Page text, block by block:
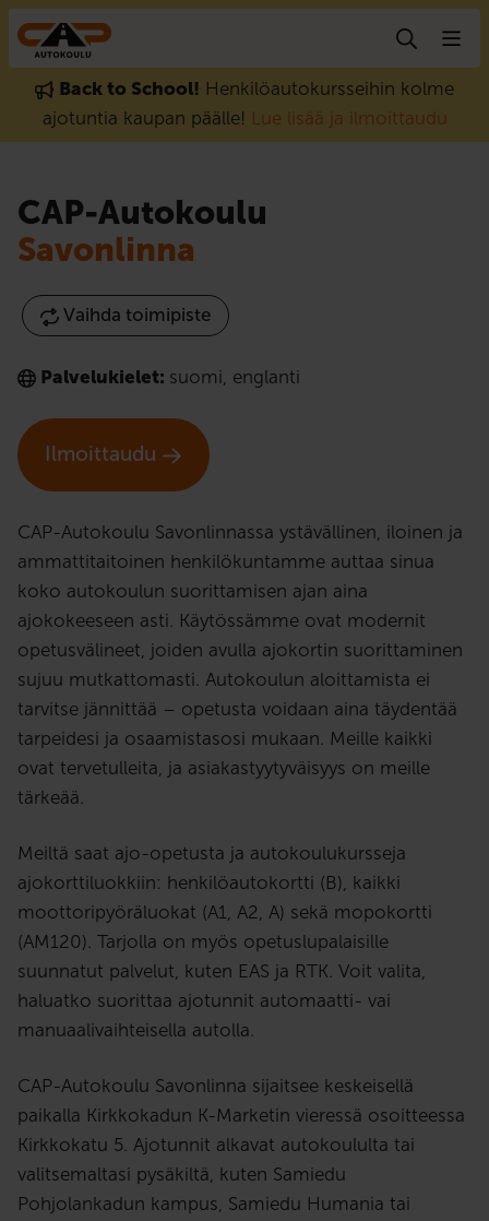
Hyppää sisältöön
Back to School! Henkilöautokursseihin kolme
ajotuntia kaupan päälle! Lue lisää ja ilmoittaudu
CAP-Autokoulu
Savonlinna
Vaihda toimipiste
Palvelukielet: suomi englanti
Ilmoittaudu
CAP-Autokoulu Savonlinnassa ystävällinen, iloinen ja
ammattitaitoinen henkilökuntamme auttaa sinua
koko autokoulun suorittamisen ajan aina
ajokokeeseen asti. Käytössämme ovat modernit
opetusvälineet, joiden avulla ajokortin suorittaminen
sujuu mutkattomasti. Autokoulun aloittamista ei
tarvitse jännittää – opetusta voidaan aina täydentää
tarpeidesi ja osaamistasosi mukaan. Meille kaikki
ovat tervetulleita, ja asiakastyytyväisyys on meille
tärkeää.
Meiltä saat ajo-opetusta ja autokoulukursseja
ajokorttiluokkiin: henkilöautokortti (B), kaikki
moottoripyöräluokat (A1, A2, A) sekä mopokortti
(AM120). Tarjolla on myös opetuslupalaisille
suunnatut palvelut, kuten EAS ja RTK. Voit valita,
haluatko suorittaa ajotunnit automaatti- vai
manuaalivaihteisella autolla.
CAP-Autokoulu Savonlinna sijaitsee keskeisellä
paikalla Kirkkokadun K-Marketin vieressä osoitteessa
Kirkkokatu 5. Ajotunnit alkavat autokoululta tai
valitsemaltasi pysäkiltä, kuten Samiedu
Pohjolankadun kampus, Samiedu Humania tai